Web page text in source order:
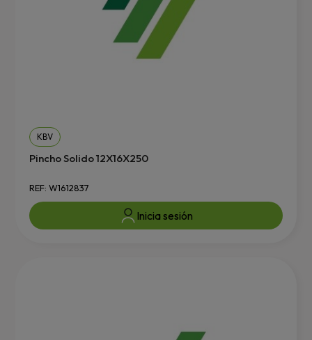
KBV
Pincho Solido 12X16X250
REF: W1612837
Inicia sesión